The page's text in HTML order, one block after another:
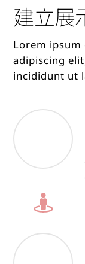
建立展
Lorem
adipiscing
incididunt ut